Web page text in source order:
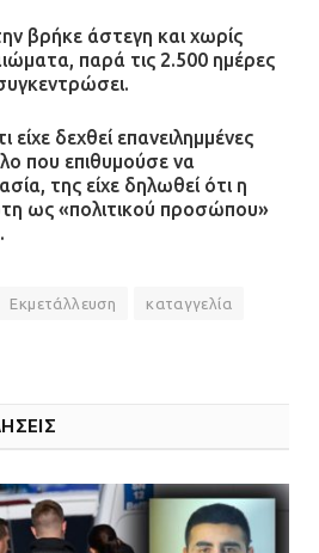
βρήκε άστεγη και χωρίς
παρά τις 2.500 ημέρες
είχε δεχθεί επανειλημμένες
που επιθυμούσε να
της είχε δηλωθεί ότι η
ως «πολιτικού προσώπου»
Εκμετάλλευση καταγγελία